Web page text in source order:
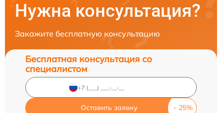
Нужна консультация?
Закажите бесплатную консультацию
Бесплатная консультация со
специалистом
Оставить заявку